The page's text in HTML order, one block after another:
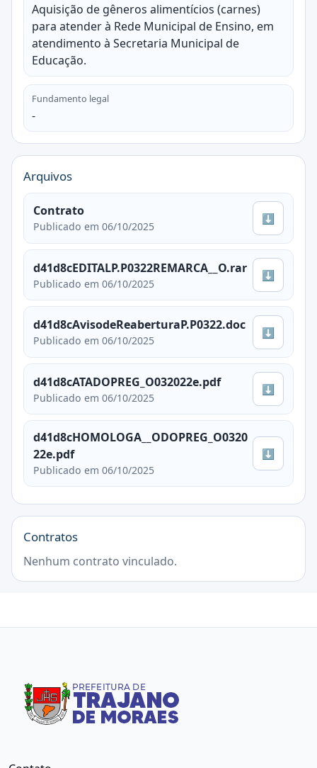
Aquisição de gêneros alimentícios (carnes)
para atender à Rede Municipal de Ensino, em
atendimento à Secretaria Municipal de
Educação.
Fundamento legal
-
Arquivos
Contrato
Publicado em 06/10/2025
⬇
d41d8cEDITALP.P0322REMARCA__O.rar
Publicado em 06/10/2025
⬇
d41d8cAvisodeReaberturaP.P0322.doc
Publicado em 06/10/2025
⬇
d41d8cATADOPREG_O032022e.pdf
Publicado em 06/10/2025
⬇
d41d8cHOMOLOGA__ODOPREG_O0320
22e.pdf
Publicado em 06/10/2025
⬇
Contratos
Nenhum contrato vinculado.